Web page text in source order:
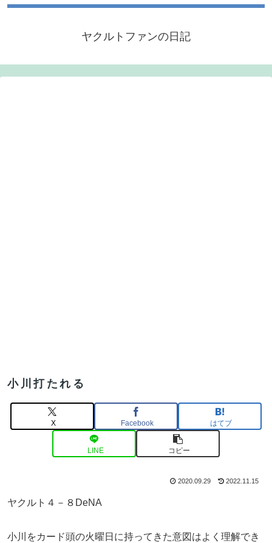
ヤクルトファンの日記
小川打たれる
X Facebook はてブ
LINE コピー
2020.09.29 2022.11.15
ヤクルト４－８DeNA
小川をカード頭の火曜日に持ってきた意図はよく理解でき